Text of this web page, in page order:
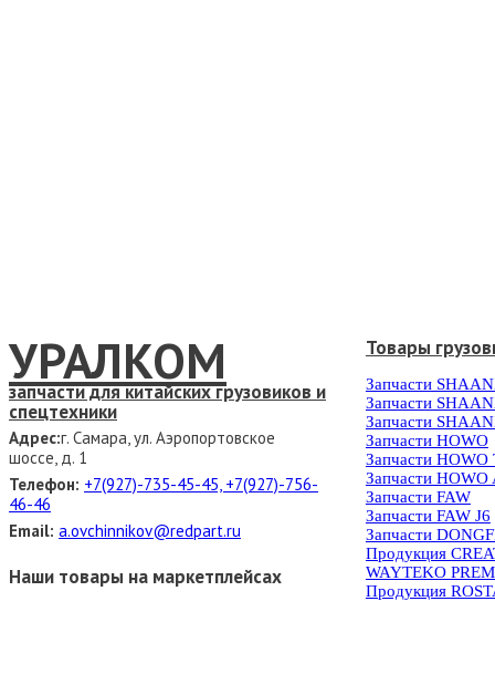
УРАЛКОМ
запчасти для китайских грузовиков и
спецтехники
Адрес:г. Самара, ул. Аэропортовское
шоссе, д. 1
Телефон: +7(927)-735-45-45, +7(927)-756-
46-46
Email: a.ovchinnikov@redpart.ru
Наши товары на маркетплейсах
Товары
Запчасти
Запчасти
Запчасти
Запчасти HOWO
Запчасти HOWO
Запчасти HOWO
Запчасти FAW
Запчасти FAW J6
Запчасти
Продукция
WAYTEKO
Продукция